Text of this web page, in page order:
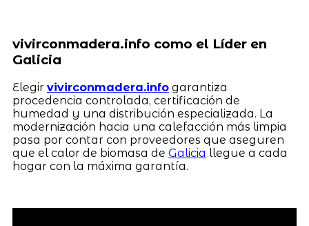
vivirconmadera.info como el Líder en
Galicia
Elegir vivirconmadera.infogarantiza
procedencia controlada, certificación de
humedad y una distribución especializada. La
modernización hacia una calefacción más limpia
pasa por contar con proveedores que aseguren
que el calor de biomasa de Galicia llegue a cada
hogar con la máxima garantía.